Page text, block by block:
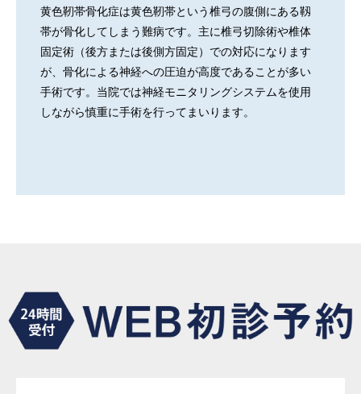
黄色靭帯骨化症は黄色靭帯という椎弓の腹側にある靱
帯が骨化してしまう難病です。主に椎弓切除術や椎体
固定術（後方または後側方固定）での対応になります
が、骨化による神経への圧迫が高度であることが多い
手術です。当院では神経モニタリングシステムを使用
しながら慎重に手術を行ってまいります。